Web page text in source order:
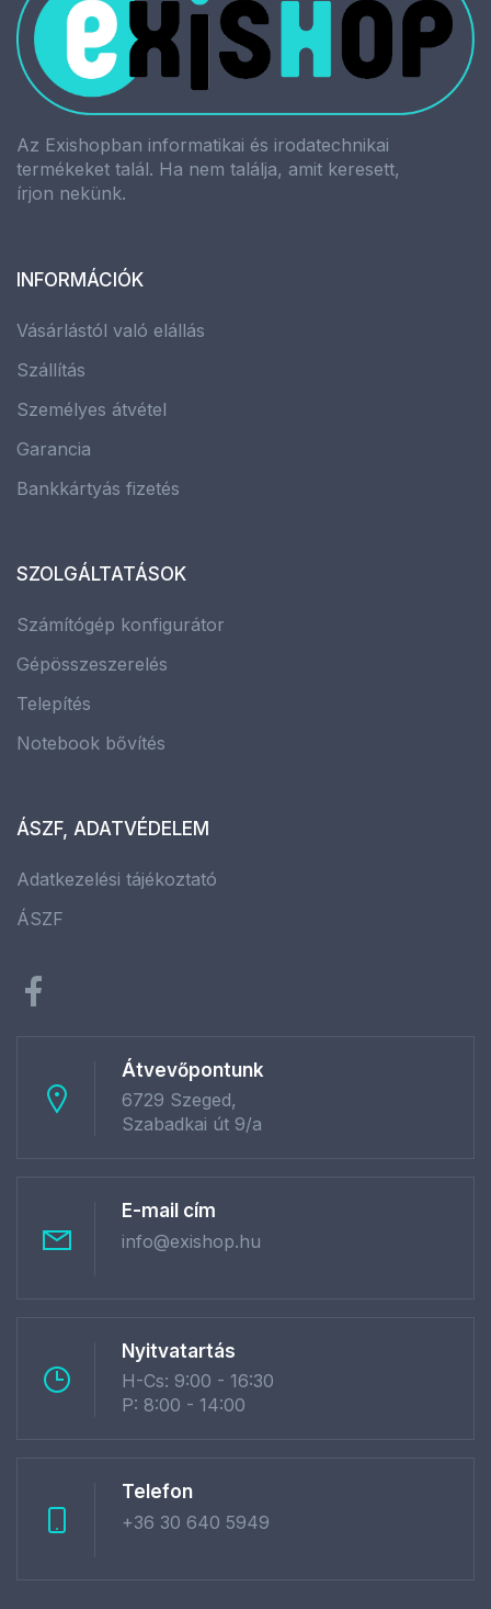
Az Exishopban informatikai és irodatechnikai
termékeket talál. Ha nem találja, amit keresett,
írjon nekünk.
INFORMÁCIÓK
Vásárlástól való elállás
Szállítás
Személyes átvétel
Garancia
Bankkártyás fizetés
SZOLGÁLTATÁSOK
Számítógép konfigurátor
Gépösszeszerelés
Telepítés
Notebook bővítés
ÁSZF, ADATVÉDELEM
Adatkezelési tájékoztató
ÁSZF
Átvevőpontunk
6729 Szeged,
Szabadkai út 9/a
E-mail cím
info@exishop.hu
Nyitvatartás
H-Cs: 9:00 - 16:30
P: 8:00 - 14:00
Telefon
+36 30 640 5949